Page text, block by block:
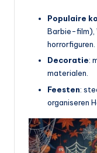
Populaire
Barbie-film),
horrorfiguren.
Decoratie:
materialen.
Feesten:
organiseren